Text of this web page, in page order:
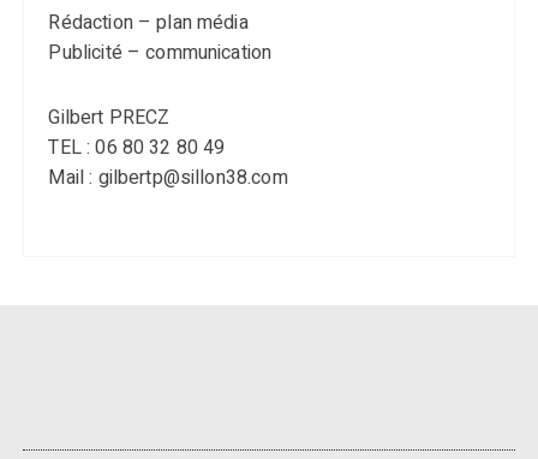
Rédaction – plan média
Publicité – communication
Gilbert PRECZ
TEL : 06 80 32 80 49
Mail : gilbertp@sillon38.com